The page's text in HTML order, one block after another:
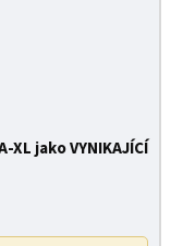
jako VYNIKAJÍCÍ